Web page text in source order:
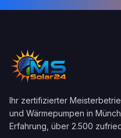
Ihr zertifizierter
und Wärmepumpen in
Erfahrung, über 2.500